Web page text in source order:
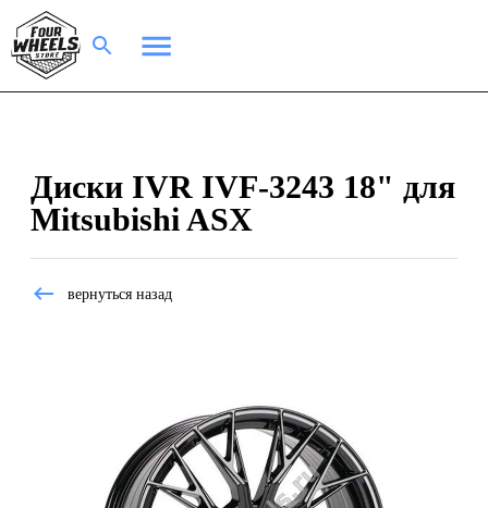
Диски IVR IVF-3243 18" для
Mitsubishi ASX
вернуться назад